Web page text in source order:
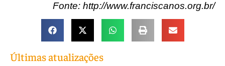
Fonte: http://www.franciscanos.org.br/
Últimas atualizações